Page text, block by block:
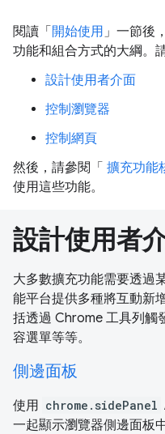
閱讀「開始使用 」一節後
功能和組合方式的大綱。
設計使用者介面
控制瀏覽器
控制網頁
然後，請參閱「 擴充功能
使用這些功能。
設計使用者
大多數擴充功能需要透過
能平台提供多種將互動新
括透過 Chrome 工具列觸
容選單等等。
側邊面板
使用 chrome.sidePanel
一起顯示瀏覽器側邊面板中